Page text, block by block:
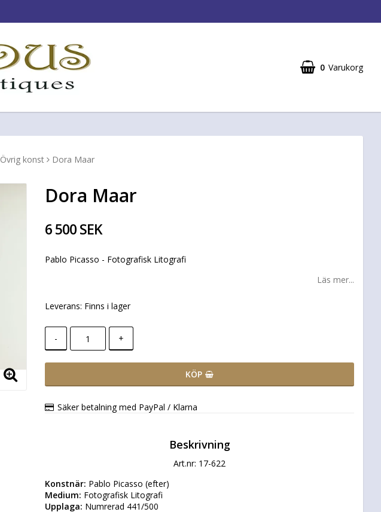
0 Varukorg
Övrig konst Dora Maar
Dora Maar
6 500 SEK
Pablo Picasso - Fotografisk Litografi
Läs mer...
Leverans: Finns i lager
- +
KÖP
Säker betalning med PayPal / Klarna
Beskrivning
Art.nr: 17-622
Konstnär:
Medium:
Upplaga: